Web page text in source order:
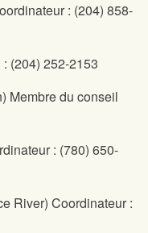
: (204) 858-
(204) 252-2153
Membre du conseil
: (780) 650-
River) Coordinateur :